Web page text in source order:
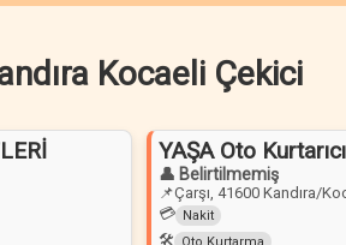
Kocaeli Çekici
YAŞA Oto Kurtarıcı
👤 Belirtilmemiş
📌Çarşı, 41600 Kandıra/
💳 Nakit
🛠️ Oto Kurtarma